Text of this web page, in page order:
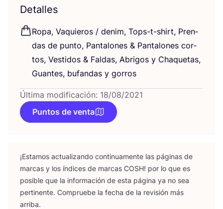
Detalles
Ropa, Vaquie­ros / denim, Tops-t-shirt, Pren­
das de pun­to, Pan­ta­lo­nes & Pan­ta­lo­nes cor­
tos, Ves­ti­dos & Fal­das, Abri­gos y Cha­que­tas,
Guan­tes, bufan­das y gorros
Última modificación: 18/08/2021
Puntos de venta
¡Esta­mos actua­li­zan­do con­ti­nua­men­te las pági­nas de
mar­cas y los índi­ces de mar­cas COSH! por lo que es
posi­ble que la infor­ma­ción de esta pági­na ya no sea
per­ti­nen­te. Com­prue­be la fecha de la revi­sión más
arriba.